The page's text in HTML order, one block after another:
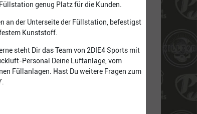
genug Platz für die Kunden.
an der Unterseite der Füllstation, befestigst
Kunststoff.
steht Dir das Team von 2DIE4 Sports mit
Personal Deine Luftanlage, vom
Füllanlagen. Hast Du weitere Fragen zum